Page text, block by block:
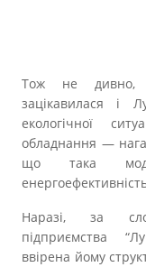
Тож не дивно,
зацікавилася і
екологічної
обладнання —
що така
Наразі, за
підприємства
ввірена йому